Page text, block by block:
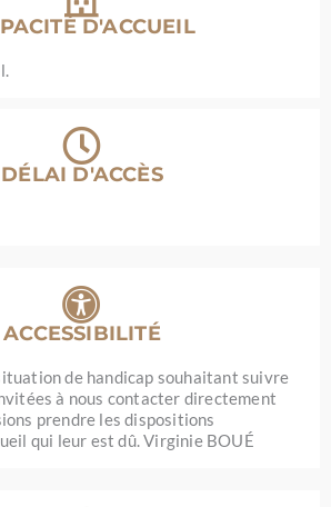
D'ACCUEIL
DÉLAI D'ACCÈS
ACCESSIBILITÉ
de handicap souhaitant suivre
à nous contacter directement
prendre les dispositions
qui leur est dû. Virginie BOUÉ